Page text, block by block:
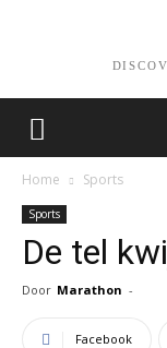
Home Sports
Sports
De tel
Door Marathon -
Facebook